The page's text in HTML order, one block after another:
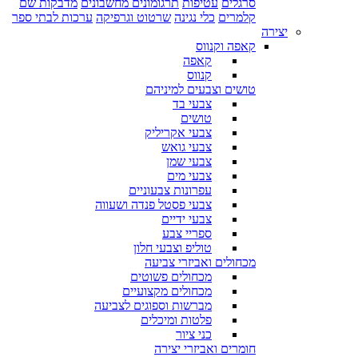
סרגלים עטיפות תרגומונים מחשבונים מדבקות שם
קלמרים כלי נגינה שרטוט וגרפיקה ערכות לבתי ספר
יצירה
קאפה וקנווס
קאפה
קנווס
טושים וצבעים למיניהם
צבעי בד
טושים
צבעי אקריליק
צבעי גואש
צבעי שמן
צבעי מים
עפרונות צבעוניים
צבעי פסטל פנדה ושעווה
צבעי ידיים
ספריי צבע
טוליפ וצבעי חלון
מכחולים ואביזרי צביעה
מכחולים פשוטים
מכחולים מקצועיים
מברשות וספוגים לצביעה
פלטות ומיכלים
כני ציור
חומרים ואביזרי יצירה